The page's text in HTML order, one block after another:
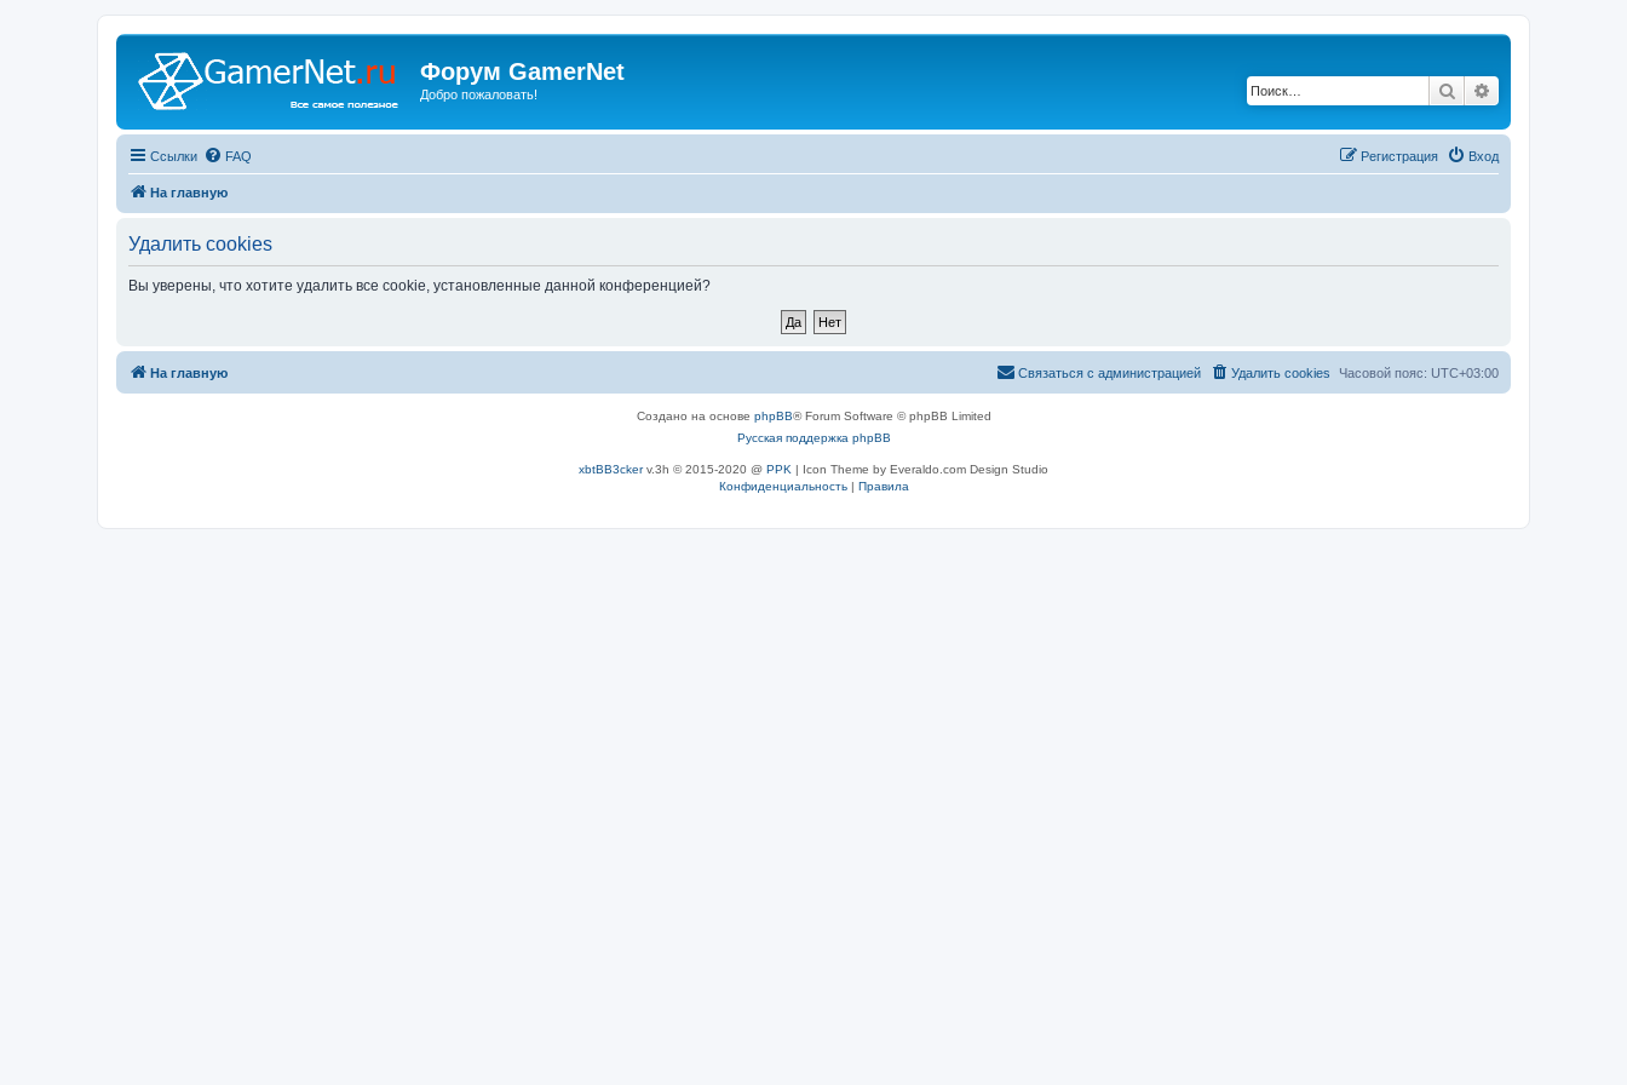
Форум GamerNet
Добро пожаловать! Поиск
Ссылки FAQ Вход
Регистрация
На главную
Удалить cookies
Вы уверены, что хотите удалить все cookie, установленные данной конференцией?
На главную Часовой пояс: UTC+03:00
Удалить cookies
Связаться с администрацией
Создано на основе phpBB® Forum Software © phpBB Limited
Русская поддержка phpBB
xbtBB3ckerv.3h © 2015-2020 @ PPK | Icon Theme by Everaldo.com Design Studio
Конфиденциальность| Правила